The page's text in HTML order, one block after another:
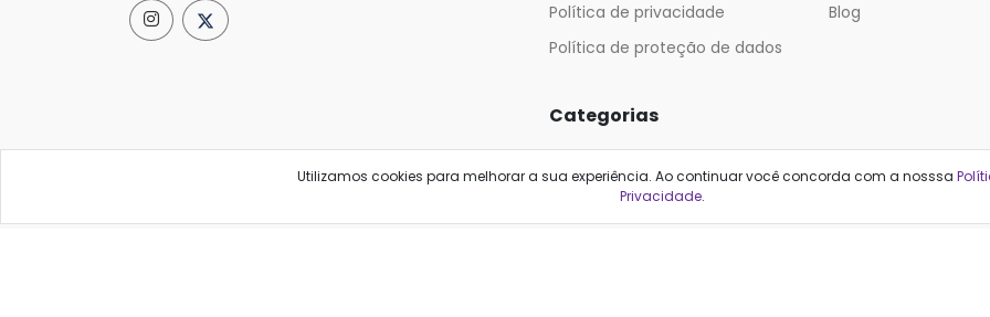
Política de privacidade
Política de proteção de dados
Blog
Categorias
Cabelos
Casa e Mercado
Maquiagem
Utilizamos cookies para melhorar a sua experiência. Ao continuar você concorda com a nosssa
Privacidade.